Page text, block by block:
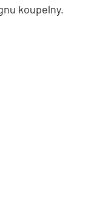
koupelny.